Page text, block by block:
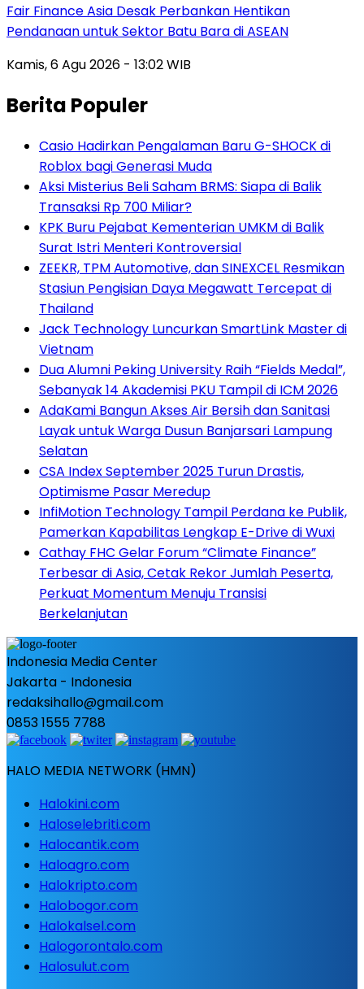
Fair Finance Asia Desak Perbankan Hentikan
Pendanaan untuk Sektor Batu Bara di ASEAN
Kamis, 6 Agu 2026 - 13:02 WIB
Berita Populer
Casio Hadirkan Pengalaman Baru G-SHOCK di
Roblox bagi Generasi Muda
Aksi Misterius Beli Saham BRMS: Siapa di Balik
Transaksi Rp 700 Miliar?
KPK Buru Pejabat Kementerian UMKM di Balik
Surat Istri Menteri Kontroversial
ZEEKR, TPM Automotive, dan SINEXCEL Resmikan
Stasiun Pengisian Daya Megawatt Tercepat di
Thailand
Jack Technology Luncurkan SmartLink Master di
Vietnam
Dua Alumni Peking University Raih “Fields Medal”,
Sebanyak 14 Akademisi PKU Tampil di ICM 2026
AdaKami Bangun Akses Air Bersih dan Sanitasi
Layak untuk Warga Dusun Banjarsari Lampung
Selatan
CSA Index September 2025 Turun Drastis,
Optimisme Pasar Meredup
InfiMotion Technology Tampil Perdana ke Publik,
Pamerkan Kapabilitas Lengkap E-Drive di Wuxi
Cathay FHC Gelar Forum “Climate Finance”
Terbesar di Asia, Cetak Rekor Jumlah Peserta,
Perkuat Momentum Menuju Transisi
Berkelanjutan
Indonesia Media Center
Jakarta - Indonesia
redaksihallo@gmail.com
0853 1555 7788
HALO MEDIA NETWORK (HMN)
Halokini.com
Haloselebriti.com
Halocantik.com
Haloagro.com
Halokripto.com
Halobogor.com
Halokalsel.com
Halogorontalo.com
Halosulut.com